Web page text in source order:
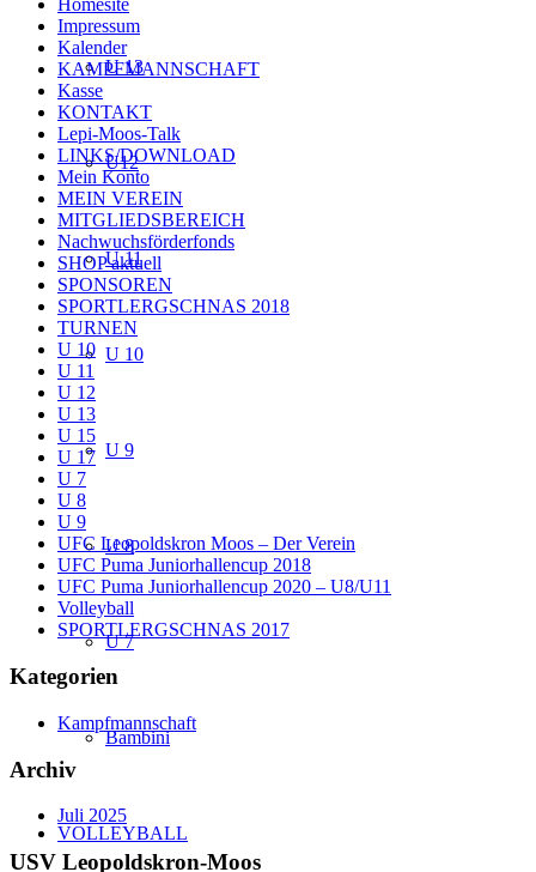
U 13
U12
U 11
U 10
U 9
U 8
U 7
Bambini
VOLLEYBALL
Homesite
Impressum
Kalender
KAMPFMANNSCHAFT
Kasse
KONTAKT
Lepi-Moos-Talk
LINKS/DOWNLOAD
Mein Konto
MEIN VEREIN
MITGLIEDSBEREICH
Nachwuchsförderfonds
SHOP aktuell
SPONSOREN
SPORTLERGSCHNAS 2018
TURNEN
U 10
U 11
U 12
U 13
U 15
U 17
U 7
U 8
U 9
UFC Leopoldskron Moos – Der Verein
UFC Puma Juniorhallencup 2018
UFC Puma Juniorhallencup 2020 – U8/U11
Volleyball
SPORTLERGSCHNAS 2017
Kategorien
Kampfmannschaft
Archiv
Juli 2025
USV Leopoldskron-Moos